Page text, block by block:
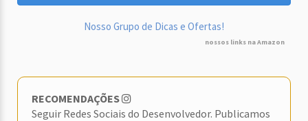
Nosso Grupo de Dicas e Ofertas!
nossos links na Amazon
RECOMENDAÇÕES
Seguir Redes Sociais do Desenvolvedor. Publicamos